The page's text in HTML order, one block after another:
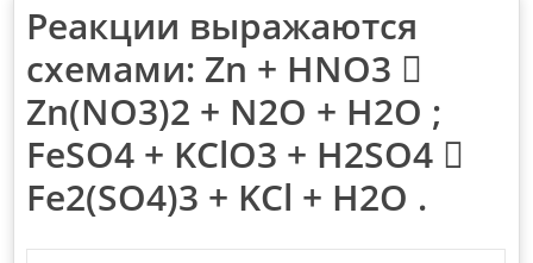
Реакции выражаются
схемами: Zn + HNO3 
Zn(NO3)2 + N2O + H2O ;
FeSO4 + KClO3 + H2SO4 
Fe2(SO4)3 + KCl + H2O .